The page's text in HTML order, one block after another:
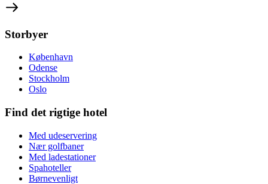
Storbyer
København
Odense
Stockholm
Oslo
Find det rigtige hotel
Med udeservering
Nær golfbaner
Med ladestationer
Spahoteller
Børnevenligt